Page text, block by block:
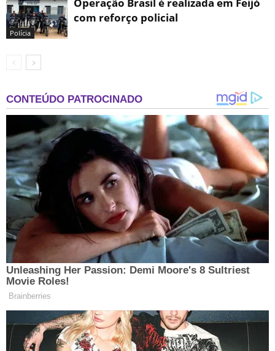
Polícia
com reforço policial